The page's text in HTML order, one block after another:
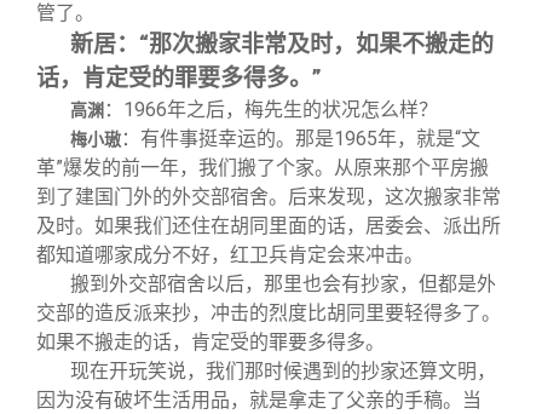
管了。
新居：“那次搬家非常及时，如果不搬走的
话，肯定受的罪要多得多。”
高渊 ：1966年之后，梅先生的状况怎么样？
梅小璈：有件事挺幸运的。那是1965年，就是“文
革”爆发的前一年，我们搬了个家。从原来那个平房搬
到了建国门外的外交部宿舍。后来发现，这次搬家非常
及时。如果我们还住在胡同里面的话，居委会、派出所
都知道哪家成分不好，红卫兵肯定会来冲击。
搬到外交部宿舍以后，那里也会有抄家，但都是外
交部的造反派来抄，冲击的烈度比胡同里要轻得多了。
如果不搬走的话，肯定受的罪要多得多。
现在开玩笑说，我们那时候遇到的抄家还算文明，
因为没有破坏生活用品，就是拿走了父亲的手稿。当